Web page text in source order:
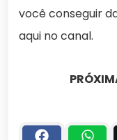
você conseguir
aqui no canal.